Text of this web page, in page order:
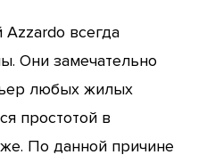
всегда
Они замечательно
любых жилых
простотой в
По данной причине